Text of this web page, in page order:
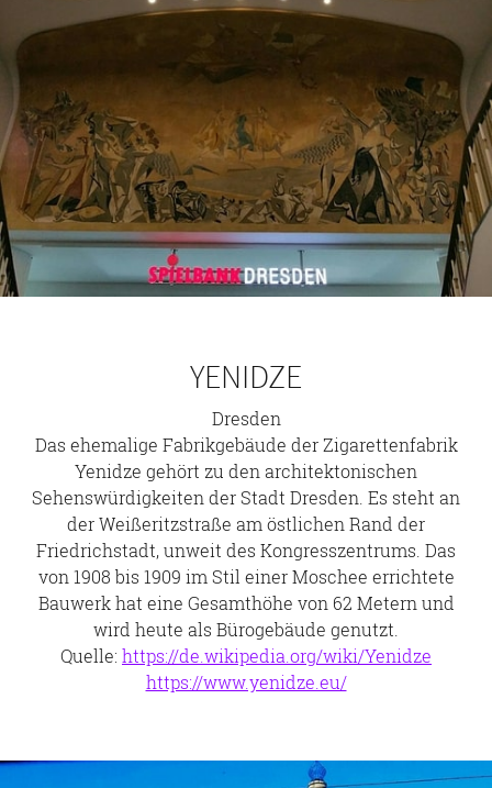
YENIDZE
Dresden
Das ehemalige Fabrikgebäude der Zigarettenfabrik
Yenidze gehört zu den architektonischen
Sehenswürdigkeiten der Stadt Dresden. Es steht an
der Weißeritzstraße am östlichen Rand der
Friedrichstadt, unweit des Kongresszentrums. Das
von 1908 bis 1909 im Stil einer Moschee errichtete
Bauwerk hat eine Gesamthöhe von 62 Metern und
wird heute als Bürogebäude genutzt.
Quelle: https://de.wikipedia.org/wiki/Yenidze
https://www.yenidze.eu/